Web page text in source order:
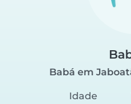
Babá em
Idade